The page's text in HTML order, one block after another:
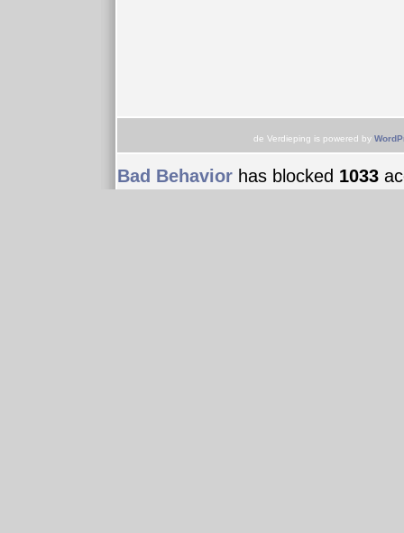
de Verdieping is powered by
Bad Behavior has blocked 1033